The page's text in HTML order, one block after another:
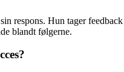
respons. Hun tager
blandt følgerne.